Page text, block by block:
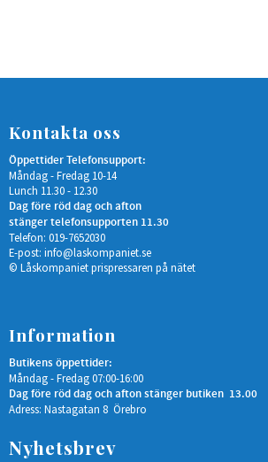
Kontakta oss
Öppettider Telefonsupport:
Måndag - Fredag 10-14
Lunch 11.30 - 12.30
Dag före röd dag och afton
stänger telefonsupporten 11.30
Telefon: 019-7652030
E-post: info@laskompaniet.se
© Låskompaniet prispressaren på nätet
Information
Butikens öppettider:
Måndag - Fredag 07:00-16:00
Dag före röd dag och afton stänger butiken 13.00
Adress: Nastagatan 8 Örebro
Nyhetsbrev